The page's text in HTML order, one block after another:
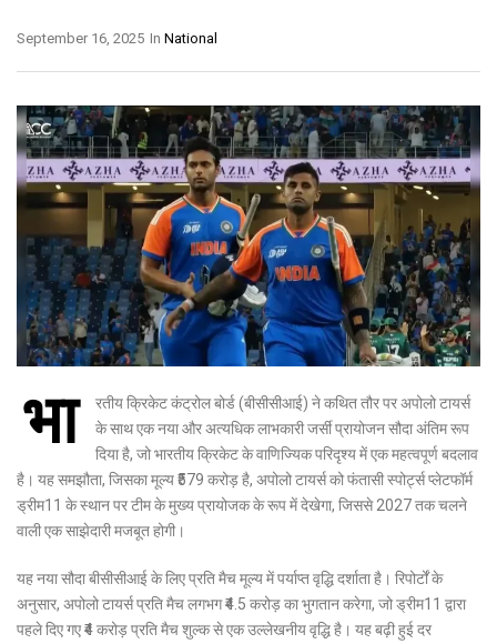
In National
September 16, 2025
भा
रतीय क्रिकेट कंट्रोल बोर्ड (बीसीसीआई) ने कथित तौर पर अपोलो टायर्स
के साथ एक नया और अत्यधिक लाभकारी जर्सी प्रायोजन सौदा अंतिम रूप
दिया है, जो भारतीय क्रिकेट के वाणिज्यिक परिदृश्य में एक महत्वपूर्ण बदलाव
है। यह समझौता, जिसका मूल्य ₹579 करोड़ है, अपोलो टायर्स को फंतासी स्पोर्ट्स प्लेटफॉर्म
ड्रीम11 के स्थान पर टीम के मुख्य प्रायोजक के रूप में देखेगा, जिससे 2027 तक चलने
वाली एक साझेदारी मजबूत होगी।
यह नया सौदा बीसीसीआई के लिए प्रति मैच मूल्य में पर्याप्त वृद्धि दर्शाता है। रिपोर्टों के
अनुसार, अपोलो टायर्स प्रति मैच लगभग ₹4.5 करोड़ का भुगतान करेगा, जो ड्रीम11 द्वारा
पहले दिए गए ₹4 करोड़ प्रति मैच शुल्क से एक उल्लेखनीय वृद्धि है। यह बढ़ी हुई दर